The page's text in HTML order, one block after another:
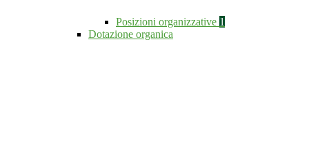
Posizioni organizzative 1
Dotazione organica